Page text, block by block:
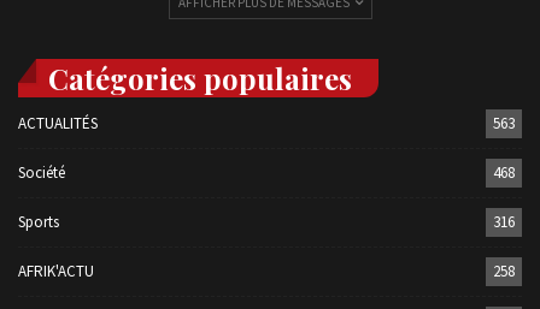
Catégories populaires
ACTUALITÉS 563
Société 468
Sports 316
AFRIK'ACTU 258